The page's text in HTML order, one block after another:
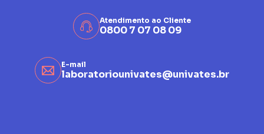
Atendimento ao Cliente
0800 7 07 08 09
E-mail
laboratoriounivates@univates.br